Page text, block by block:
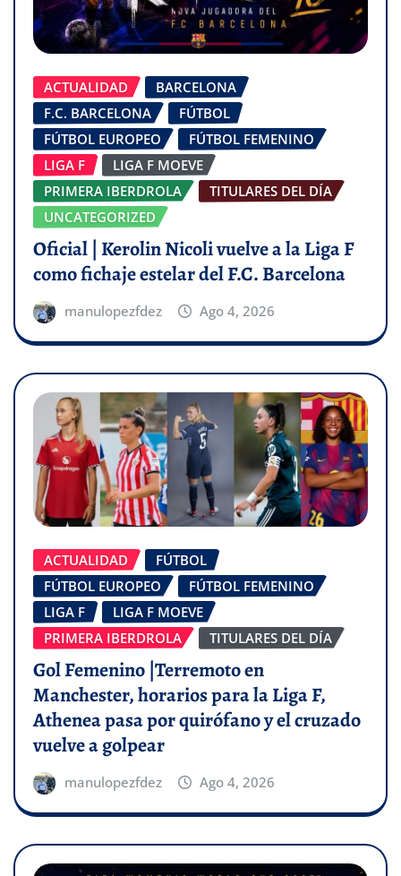
ACTUALIDAD
BARCELONA
F.C. BARCELONA
FÚTBOL
FÚTBOL EUROPEO
FÚTBOL FEMENINO
LIGA F
LIGA F MOEVE
PRIMERA IBERDROLA
TITULARES DEL DÍA
UNCATEGORIZED
Oficial | Kerolin Nicoli vuelve a la Liga F
como fichaje estelar del F.C. Barcelona
manulopezfdez Ago 4, 2026
ACTUALIDAD
FÚTBOL
FÚTBOL EUROPEO
FÚTBOL FEMENINO
LIGA F
LIGA F MOEVE
PRIMERA IBERDROLA
TITULARES DEL DÍA
Gol Femenino |Terremoto en
Manchester, horarios para la Liga F,
Athenea pasa por quirófano y el cruzado
vuelve a golpear
manulopezfdez Ago 4, 2026